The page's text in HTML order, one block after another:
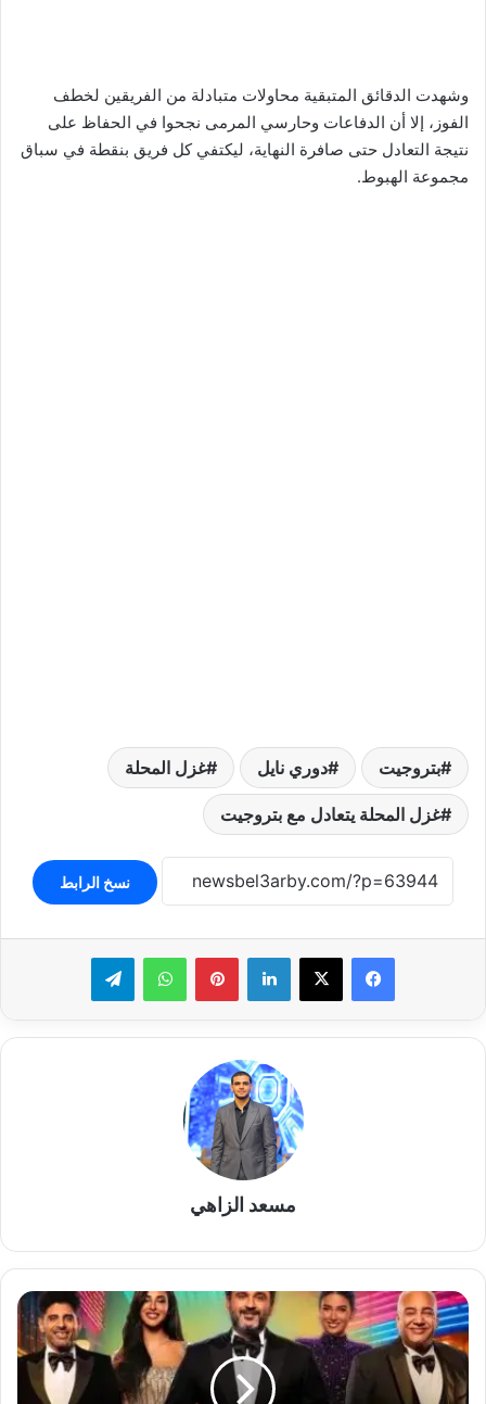
وشهدت الدقائق المتبقية محاولات متبادلة من الفريقين لخطف
الفوز، إلا أن الدفاعات وحارسي المرمى نجحوا في الحفاظ على
نتيجة التعادل حتى صافرة النهاية، ليكتفي كل فريق بنقطة في سباق
مجموعة الهبوط.
بتروجيت دوري نايل غزل المحلة
غزل المحلة يتعادل مع بتروجيت
نسخ الرابط
لينكدإن بينتيريستواتساب تيلقرام
مسعد الزاهي
أكرم
حسني
يعلن
موعد
عرض